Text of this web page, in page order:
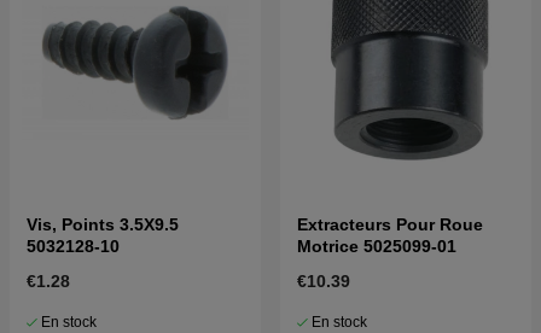
Vis, Points 3.5X9.5
5032128-10
€1.28
En stock
Extracteurs Pour Roue
Motrice 5025099-01
€10.39
En stock